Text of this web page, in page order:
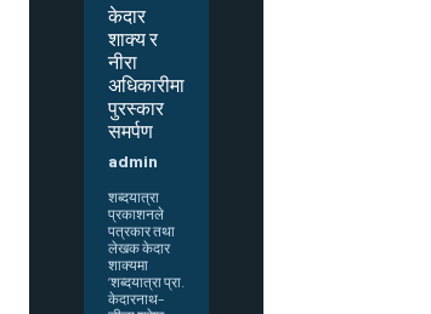
केदार
शाक्य र
नीरा
अधिकारीमा
पुरस्कार
समर्पण
admin
शब्दयात्रा
प्रकाशनले
पत्रकार तथा
लेखक केदार
शाक्यमा
‘शब्दयात्रा प्रा.
केदारनाथ–